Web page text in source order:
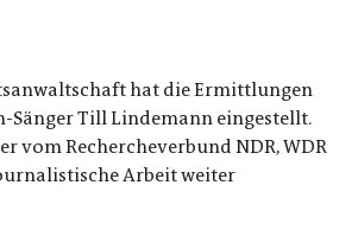
hat die Ermittlungen
Sänger Till Lindemann eingestellt.
vom Rechercheverbund NDR, WDR
Arbeit weiter